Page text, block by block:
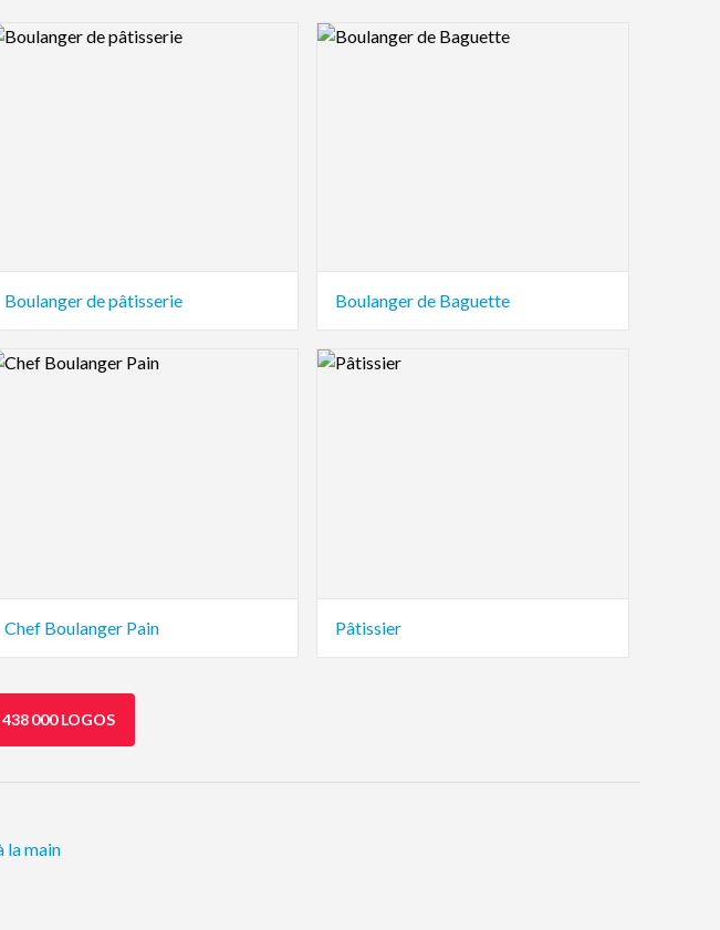
Preview Image
Boulanger de pâtisserie
Logo Preview Image
Boulanger de Baguette
Preview Image
Chef Boulanger Pain
Logo Preview Image
Pâtissier
000 LOGOS
la main